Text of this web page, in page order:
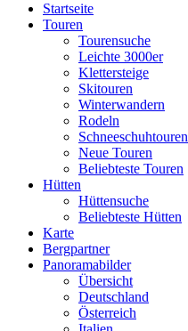
Startseite
Touren
Tourensuche
Leichte 3000er
Klettersteige
Skitouren
Winterwandern
Rodeln
Schneeschuhtouren
Neue Touren
Beliebteste Touren
Hütten
Hüttensuche
Beliebteste Hütten
Karte
Bergpartner
Panoramabilder
Übersicht
Deutschland
Österreich